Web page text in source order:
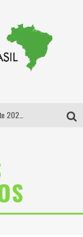
Proibida anuncia retorno da Puro Malte Extra e consolida trajetória de democratização cervejeira no Brasil